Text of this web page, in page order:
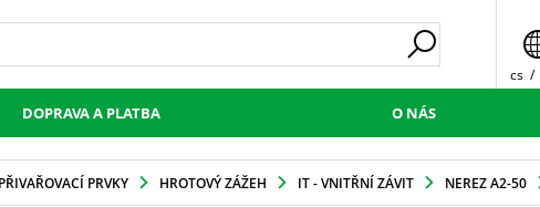
cs /
DOPRAVA A PLATBA O NÁS
PŘIVAŘOVACÍ PRVKY HROTOVÝ ZÁŽEH IT - VNITŘNÍ ZÁVIT NEREZ A2-50